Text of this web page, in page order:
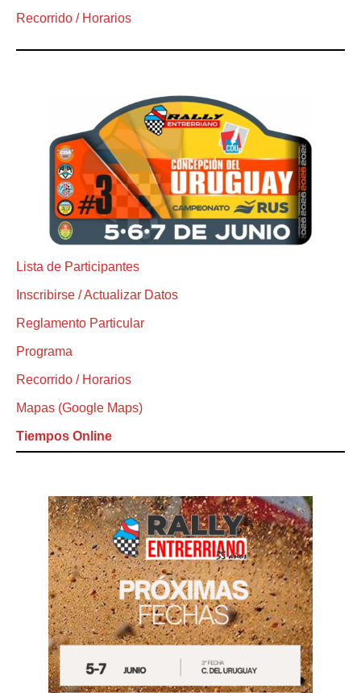
Recorrido / Horarios
Lista de Participantes
Inscribirse / Actualizar Datos
Reglamento Particular
Programa
Recorrido / Horarios
Mapas (Google Maps)
Tiempos Online